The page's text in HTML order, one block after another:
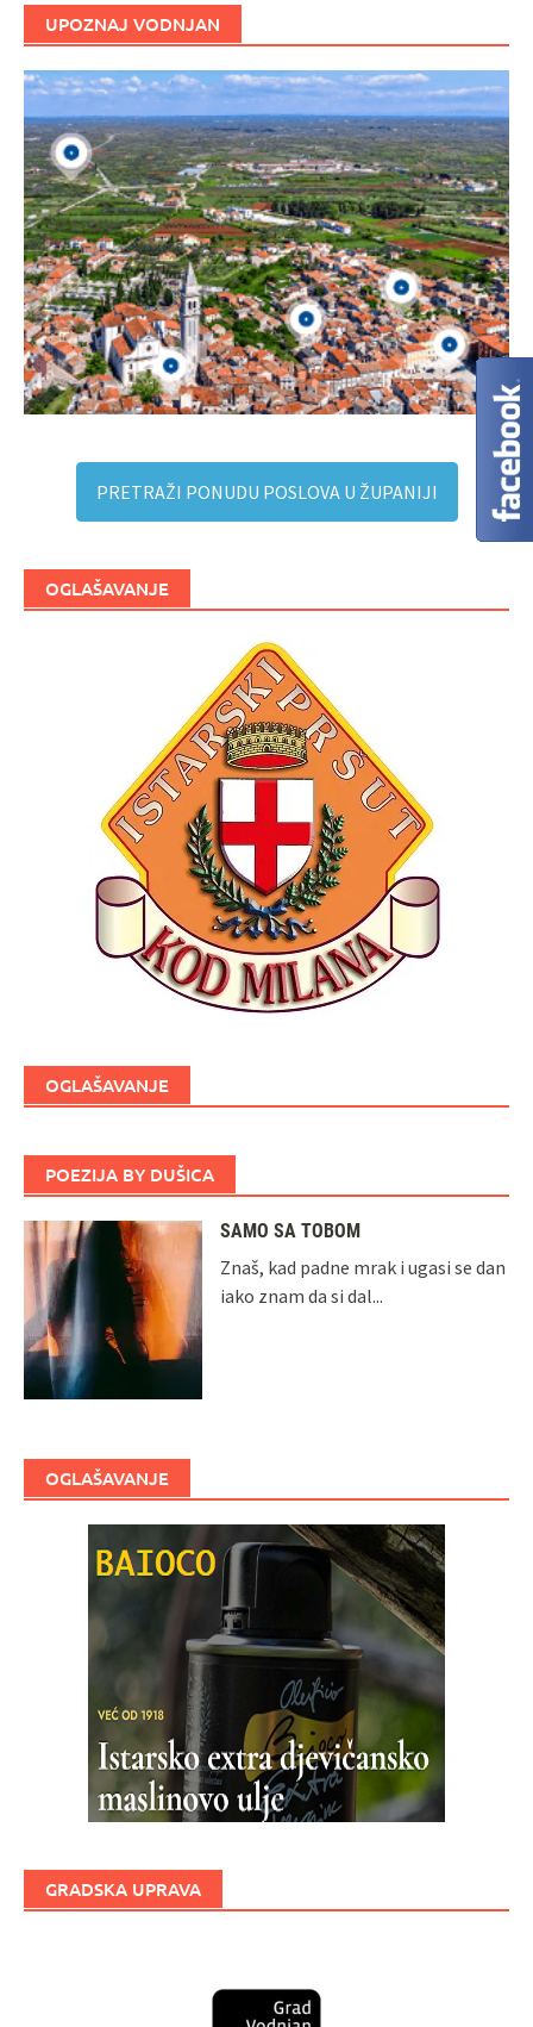
UPOZNAJ VODNJAN
PRETRAŽI PONUDU POSLOVA U ŽUPANIJI
OGLAŠAVANJE
OGLAŠAVANJE
POEZIJA BY DUŠICA
SAMO SA TOBOM
Znaš, kad padne mrak i ugasi se dan
iako znam da si dal...
OGLAŠAVANJE
GRADSKA UPRAVA